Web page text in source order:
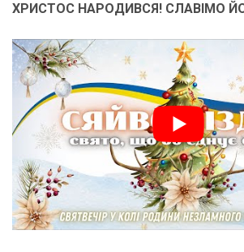
ХРИСТОС НАРОДИВСЯ! СЛАВІМО